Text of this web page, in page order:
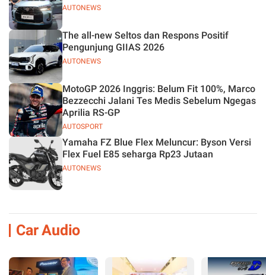
AUTONEWS
AUTONEWS
The all-new Seltos dan Respons Positif
Pengunjung GIIAS 2026
AUTOSPORT
MotoGP 2026 Inggris: Belum Fit 100%, Marco
Bezzecchi Jalani Tes Medis Sebelum Ngegas
Aprilia RS-GP
AUTONEWS
Yamaha FZ Blue Flex Meluncur: Byson Versi
Flex Fuel E85 seharga Rp23 Jutaan
Car Audio